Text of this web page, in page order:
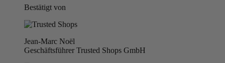
Bestätigt von
Jean-Marc Noël
Geschäftsführer Trusted Shops GmbH